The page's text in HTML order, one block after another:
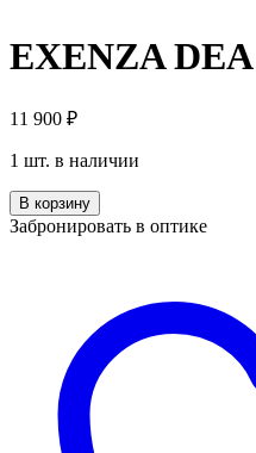
EXENZA DEA
11 900 ₽
1 шт. в наличии
Количество
EXENZA
DEA
В корзину
Забронировать в оптике